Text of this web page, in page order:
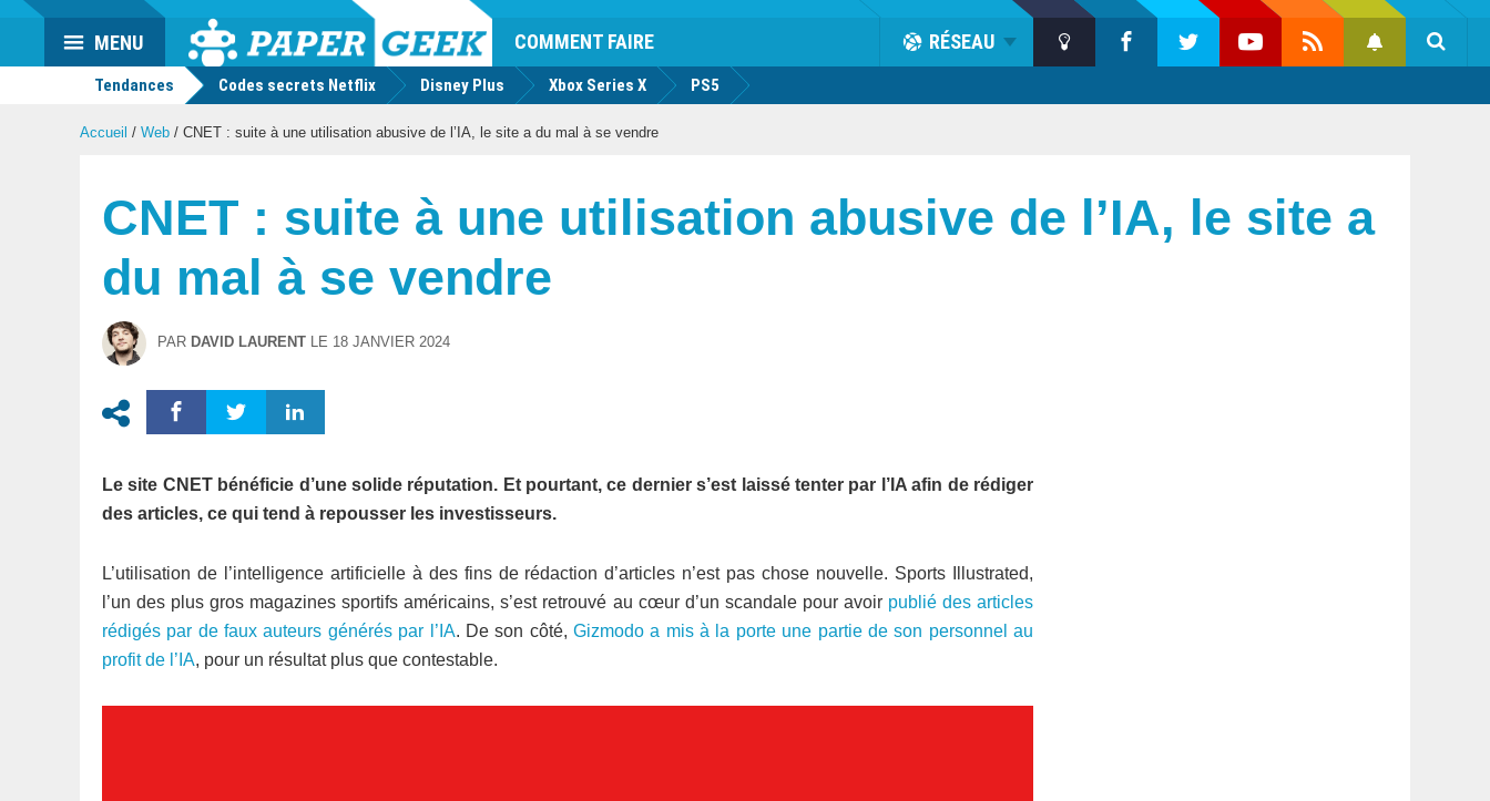
Actu
geek
COMMENT FAIRE RÉSEAU
MENU
Tendances Codes secrets Netflix Disney Plus Xbox Series X PS5
Accueil / Web / CNET : suite à une utilisation abusive de l’IA, le site a du mal à se vendre
CNET : suite à une utilisation abusive de l’IA, le site a
du mal à se vendre
PAR DAVID LAURENT LE 18 JANVIER 2024
Le site CNET bénéficie d’une solide réputation. Et pourtant, ce dernier s’est laissé tenter par l’IA afin de rédiger
des articles, ce qui tend à repousser les investisseurs.
L’utilisation de l’intelligence artificielle à des fins de rédaction d’articles n’est pas chose nouvelle. Sports Illustrated,
l’un des plus gros magazines sportifs américains, s’est retrouvé au cœur d’un scandale pour avoir publié des articles
rédigés par de faux auteurs générés par l’IA. De son côté,Gizmodo a mis à la porte une partie de son personnel au
profit de l’IA, pour un résultat plus que contestable.